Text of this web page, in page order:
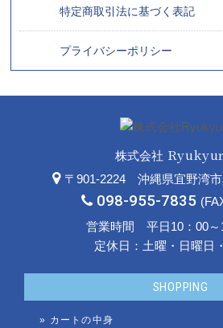
特定商取引法に基づく表記
プライバシーポリシー
株式会社
〒901-2224 沖縄県宜野湾市
098-955-7835
営業時間 平日10：00～
定休日：土曜・日曜日
SHOPPING
» カートの中身